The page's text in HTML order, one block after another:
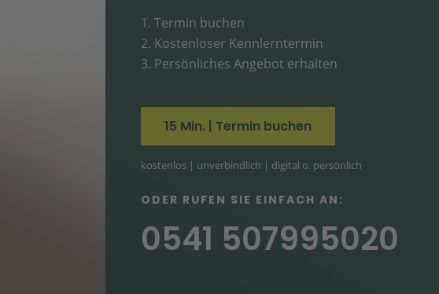
Termin buchen
Kostenloser Kennlerntermin
Persönliches Angebot erhalten
15 Min. | Termin buchen
kostenlos | unverbindlich | digital o. persönlich
ODER RUFEN SIE EINFACH AN:
0541 507995020